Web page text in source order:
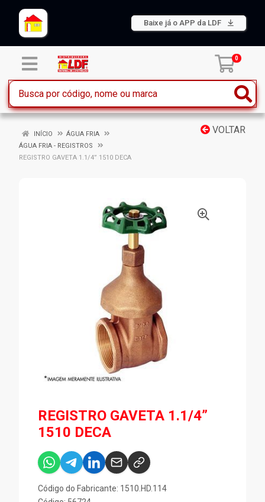
Baixe já o APP da LDF
0
VOLTAR
INÍCIO
ÁGUA FRIA
ÁGUA FRIA - REGISTROS
REGISTRO GAVETA 1.1/4” 1510 DECA
REGISTRO GAVETA 1.1/4”
1510 DECA
Código do Fabricante: 1510.HD.114